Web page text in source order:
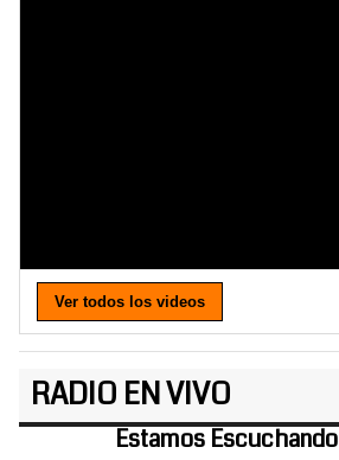
Ver todos los videos
RADIO EN VIVO
Estamos Escuchando